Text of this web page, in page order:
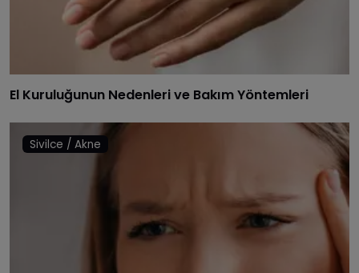
El Kuruluğunun Nedenleri ve Bakım Yöntemleri
Sivilce / Akne